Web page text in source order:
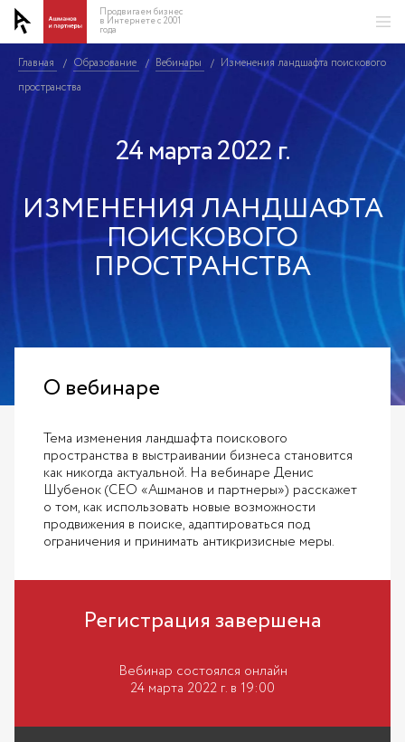
Продвигаем бизнес
в Интернете с 2001
года
24 марта 2022 г.
ИЗМЕНЕНИЯ ЛАНДШАФТА
ПОИСКОВОГО
ПРОСТРАНСТВА
Главная / Образование / Вебинары / Изменения ландшафта поискового
пространства
О вебинаре
Тема изменения ландшафта поискового
пространства в выстраивании бизнеса становится
как никогда актуальной. На вебинаре Денис
Шубенок (CEO «Ашманов и партнеры») расскажет
о том, как использовать новые возможности
продвижения в поиске, адаптироваться под
ограничения и принимать антикризисные меры.
Регистрация завершена
Вебинар состоялся онлайн
24 марта 2022 г. в 19:00